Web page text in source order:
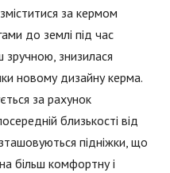
за кермом
до землі під час
зручною, знизилася
новому дизайну керма.
за рахунок
близькості від
підніжки, що
більш комфортну і